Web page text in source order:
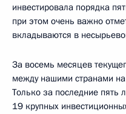
инвестировала порядка
при этом очень важно
вкладываются в
За восемь месяцев
между нашими странами
Только за последние пять
19 крупных